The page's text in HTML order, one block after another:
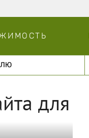
для